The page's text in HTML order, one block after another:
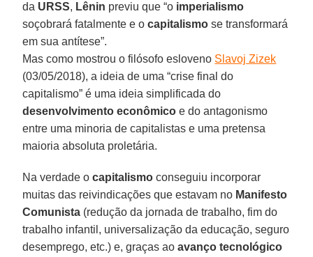
da URSS, Lênin previu que “o imperialismo
soçobrará fatalmente e ocapitalismo se transformará
em sua antítese”.
Mas como mostrou o filósofo esloveno Slavoj Zizek
(03/05/2018), a ideia de uma “crise final do
capitalismo” é uma ideia simplificada do
desenvolvimento econômico e do antagonismo
entre uma minoria de capitalistas e uma pretensa
maioria absoluta proletária.
Na verdade ocapitalismo conseguiu incorporar
muitas das reivindicações que estavam no Manifesto
Comunista (redução da jornada de trabalho, fim do
trabalho infantil, universalização da educação, seguro
desemprego, etc.) e, graças aoavanço tecnológico